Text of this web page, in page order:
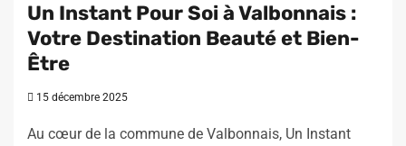
Un Instant Pour Soi à Valbonnais :
Votre Destination Beauté et Bien-
Être
15 décembre 2025
Au cœur de la commune de Valbonnais, Un Instant